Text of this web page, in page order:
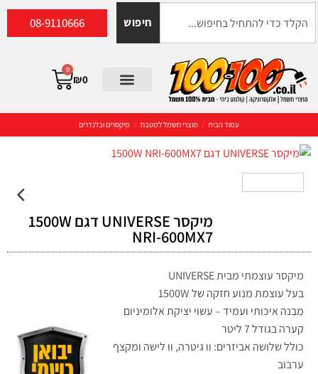
חיפוש 08-9110666
₪0
0
עמוד הבית / מוצרי חשמל למטבח / מיקסרים ובלנדרים
מיקסר UNIVERSE דגם 1500W
NRI-600MX7
מיקסר עוצמתי מבית UNIVERSE
בעל עוצמת מנוע חזקה של 1500W
מבנה איכותי ועמיד – עשוי יציקת אלומיניום
קערה בגודל 7 ליטר
כולל שלושה אביזרים: וו גיטרה, וו לישה ומקצף
ערבוב